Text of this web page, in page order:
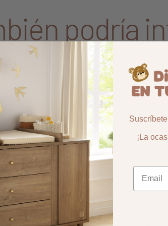
podría
Aggiungi ai
borrar favoritos -
¡La